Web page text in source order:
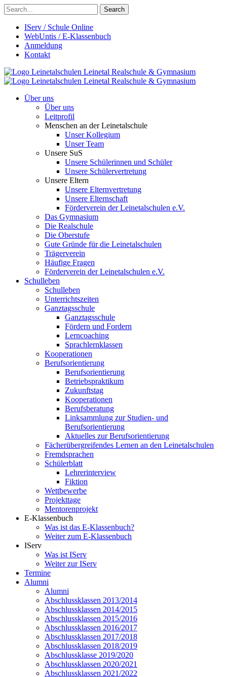
Search
IServ / Schule Online
WebUntis / E-Klassenbuch
Anmeldung
Kontakt
Leinetalschulen Leinetal Realschule & Gymnasium
Leinetalschulen Leinetal Realschule & Gymnasium
Über uns
Über uns
Leitprofil
Menschen an der Leinetalschule
Unser Kollegium
Unser Team
Unsere SuS
Unsere Schülerinnen und Schüler
Unsere Schülervertretung
Unsere Eltern
Unsere Elternvertretung
Unsere Elternschaft
Förderverein der Leinetalschulen e.V.
Das Gymnasium
Die Realschule
Die Oberstufe
Gute Gründe für die Leinetalschulen
Trägerverein
Häufige Fragen
Förderverein der Leinetalschulen e.V.
Schulleben
Schulleben
Unterrichtszeiten
Ganztagsschule
Ganztagsschule
Fördern und Fordern
Lerncoaching
Sprachlernklassen
Kooperationen
Berufsorientierung
Berufsorientierung
Betriebspraktikum
Zukunftstag
Kooperationen
Berufsberatung
Linksammlung zur Studien- und
Berufsorientierung
Aktuelles zur Berufsorientierung
Fächerübergreifendes Lernen an den Leinetalschulen
Fremdsprachen
Schülerblatt
Lehrerinterview
Fiktion
Wettbewerbe
Projekttage
Mentorenprojekt
E-Klassenbuch
Was ist das E-Klassenbuch?
Weiter zum E-Klassenbuch
IServ
Was ist IServ
Weiter zur IServ
Termine
Alumni
Alumni
Abschlussklassen 2013/2014
Abschlussklassen 2014/2015
Abschlussklassen 2015/2016
Abschlussklassen 2016/2017
Abschlussklassen 2017/2018
Abschlussklassen 2018/2019
Abschlussklasse 2019/2020
Abschlussklassen 2020/2021
Abschlussklassen 2021/2022